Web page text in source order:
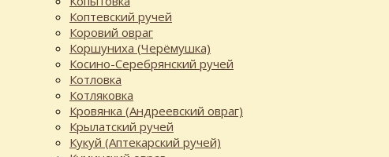
Коптевский ручей
Коровий овраг
Коршуниха (Черёмушка)
Косино-Серебрянский ручей
Котловка
Котляковка
Кровянка (Андреевский овраг)
Крылатский ручей
Кукуй (Аптекарский ручей)